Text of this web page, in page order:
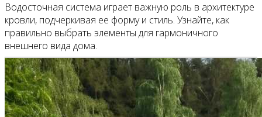
Водосточная система играет важную роль в архитектуре
кровли, подчеркивая ее форму и стиль. Узнайте, как
правильно выбрать элементы для гармоничного
внешнего вида дома.